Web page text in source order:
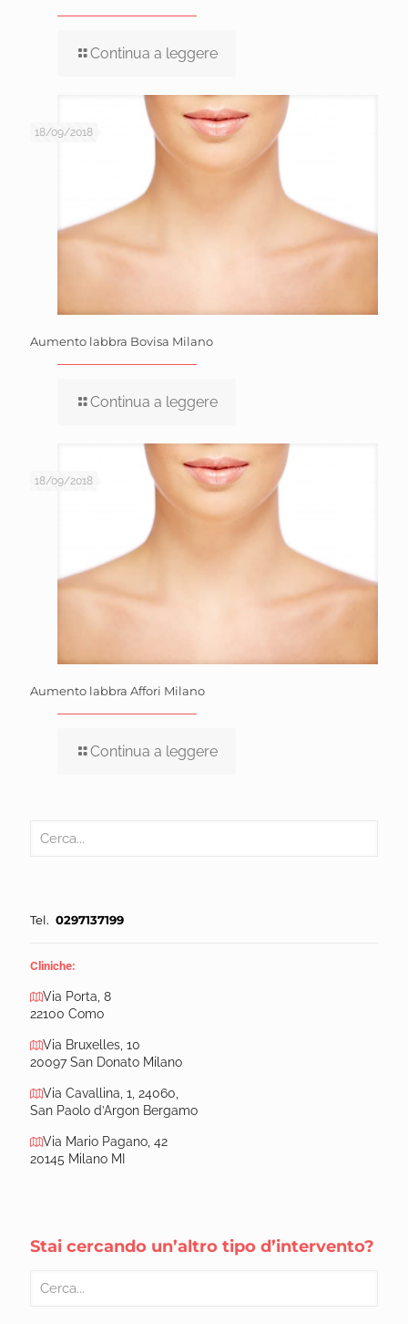
Continua a leggere
18/09/2018
Aumento labbra Bovisa Milano
Continua a leggere
18/09/2018
Aumento labbra Affori Milano
Continua a leggere
Tel. 0297137199
Cliniche:
Via Porta, 8
22100 Como
Via Bruxelles, 10
20097 San Donato Milano
Via Cavallina, 1, 24060,
San Paolo d’Argon Bergamo
Via Mario Pagano, 42
20145 Milano MI
Stai cercando un’altro tipo d’intervento?